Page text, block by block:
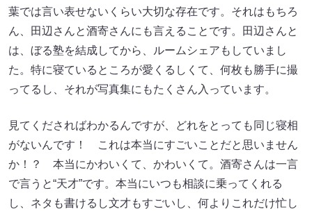
葉では言い表せないくらい大切な存在です。それはもちろ
ん、田辺さんと酒寄さんにも言えることです。田辺さんと
は、ぼる塾を結成してから、ルームシェアもしていまし
た。特に寝ているところが愛くるしくて、何枚も勝手に撮
ってるし、それが写真集にもたくさん入っています。
見てくださればわかるんですが、どれをとっても同じ寝相
がないんです！ これは本当にすごいことだと思いません
か！？ 本当にかわいくて、かわいくて。酒寄さんは一言
で言うと“天才”です。本当にいつも相談に乗ってくれる
し、ネタも書けるし文才もすごいし、何よりこれだけ忙し